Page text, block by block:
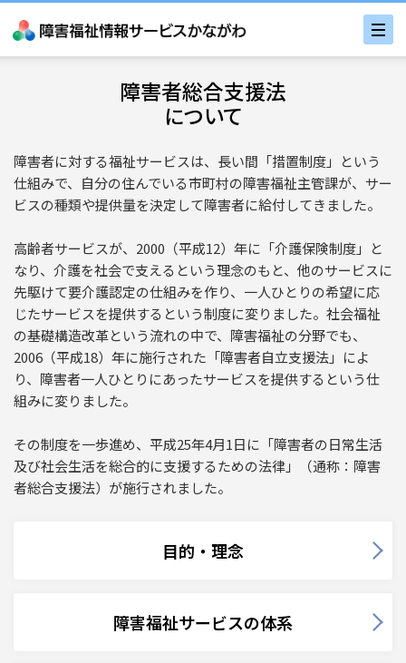
障害者総合支援法
について
障害者に対する福祉サービスは、長い間「措置制度」という
仕組みで、自分の住んでいる市町村の障害福祉主管課が、サー
ビスの種類や提供量を決定して障害者に給付してきました。
高齢者サービスが、2000（平成12）年に「介護保険制度」と
なり、介護を社会で支えるという理念のもと、他のサービスに
先駆けて要介護認定の仕組みを作り、一人ひとりの希望に応
じたサービスを提供するという制度に変りました。社会福祉
の基礎構造改革という流れの中で、障害福祉の分野でも、
2006（平成18）年に施行された「障害者自立支援法」によ
り、障害者一人ひとりにあったサービスを提供するという仕
組みに変りました。
その制度を一歩進め、平成25年4月1日に「障害者の日常生活
及び社会生活を総合的に支援するための法律」（通称：障害
者総合支援法）が施行されました。
目的・理念
障害福祉サービスの体系